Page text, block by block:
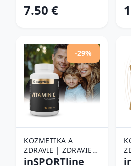
7.50 €
-29%
KOZMETIKA A
ZDRAVIE | ZDRAVIE |
LIEKY, VITAMÍNY A
inSPORTline